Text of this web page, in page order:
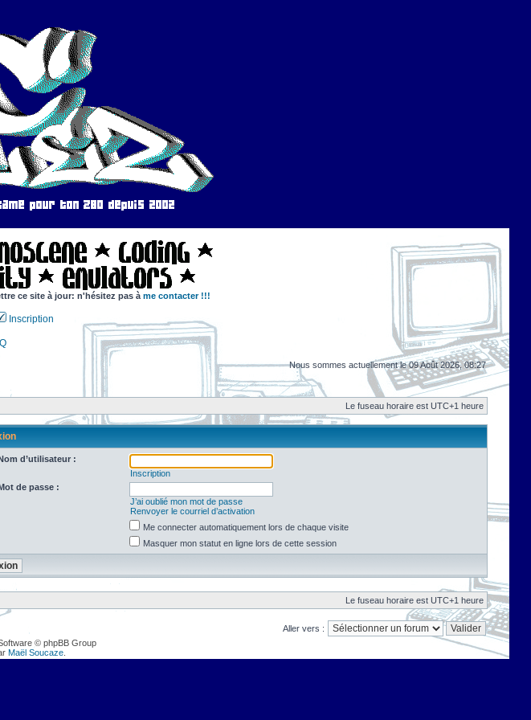
ce site à jour: n'hésitez pas à me contacter !!!
Inscription
Nous sommes actuellement le 09 Août 2026, 08:27
Le fuseau horaire est UTC+1 heure
d’utilisateur :
Inscription
de passe :
J’ai oublié mon mot de passe
Renvoyer le courriel d’activation
Me connecter automatiquement lors de chaque visite
Masquer mon statut en ligne lors de cette session
Le fuseau horaire est UTC+1 heure
Aller vers :
© phpBB Group
Maël Soucaze.